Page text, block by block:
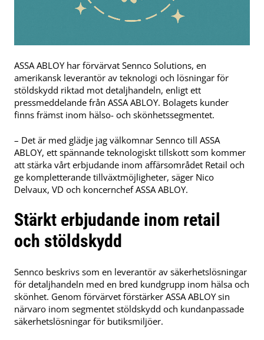
ASSA ABLOY har förvärvat Sennco Solutions, en
amerikansk leverantör av teknologi och lösningar för
stöldskydd riktad mot detaljhandeln, enligt ett
pressmeddelande från ASSA ABLOY. Bolagets kunder
finns främst inom hälso- och skönhetssegmentet.
– Det är med glädje jag välkomnar Sennco till ASSA
ABLOY, ett spännande teknologiskt tillskott som kommer
att stärka vårt erbjudande inom affärsområdet Retail och
ge kompletterande tillväxtmöjligheter, säger Nico
Delvaux, VD och koncernchef ASSA ABLOY.
Stärkt erbjudande inom retail
och stöldskydd
Sennco beskrivs som en leverantör av säkerhetslösningar
för detaljhandeln med en bred kundgrupp inom hälsa och
skönhet. Genom förvärvet förstärker ASSA ABLOY sin
närvaro inom segmentet stöldskydd och kundanpassade
säkerhetslösningar för butiksmiljöer.